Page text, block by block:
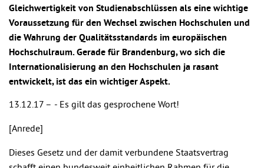
Gleichwertigkeit von Studienabschlüssen als eine wichtige
Voraussetzung für den Wechsel zwischen Hochschulen und
die Wahrung der Qualitätsstandards im europäischen
Hochschulraum. Gerade für Brandenburg, wo sich die
Internationalisierung an den Hochschulen ja rasant
entwickelt, ist das ein wichtiger Aspekt.
13.12.17 – - Es gilt das gesprochene Wort!
[Anrede]
Dieses Gesetz und der damit verbundene Staatsvertrag